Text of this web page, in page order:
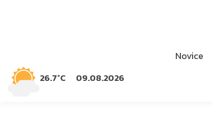
26.7°C 09.08.2026
Novice